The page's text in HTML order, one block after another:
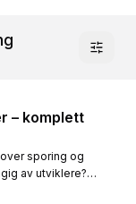
– komplett
sporing og
av utviklere?
gjør det enklere